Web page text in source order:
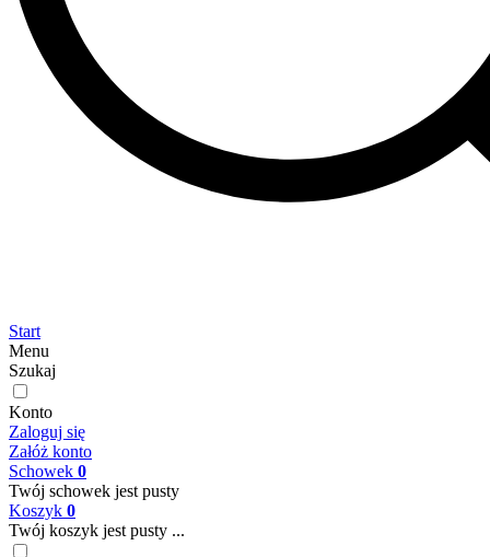
Start
Menu
Szukaj
Konto
Zaloguj się
Załóż konto
Schowek 0
Twój schowek jest pusty
Koszyk 0
Twój koszyk jest pusty ...